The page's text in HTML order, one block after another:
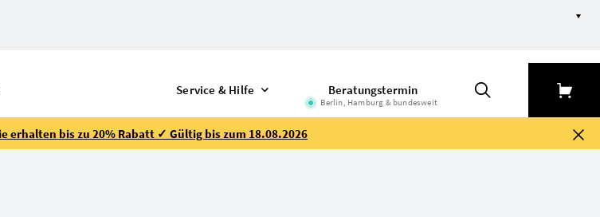
Service & Hilfe Beratungstermin
Berlin, Hamburg & bundesweit
bis zu 20% Rabatt ✓ Gültig bis zum 18.08.2026